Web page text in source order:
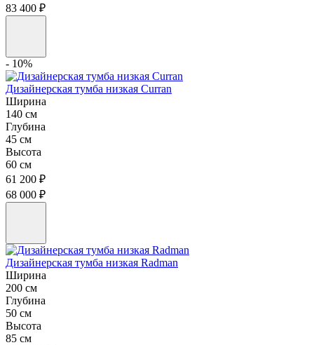
83 400 ₽
- 10%
Дизайнерская тумба низкая Curran
Ширина
140 см
Глубина
45 см
Высота
60 см
61 200 ₽
68 000 ₽
Дизайнерская тумба низкая Radman
Ширина
200 см
Глубина
50 см
Высота
85 см